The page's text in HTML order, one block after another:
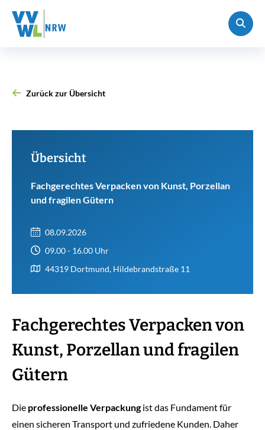
Zurück zur Übersicht
Fachgerechtes Verpacken von
Kunst, Porzellan und fragilen
Gütern
Die professionelle Verpackungist das Fundament für
einen sicheren Transport und zufriedene Kunden. Daher
Übersicht
Fachgerechtes Verpacken von Kunst, Porzellan
und fragilen Gütern
08.09.2026
09.00 - 16.00 Uhr
44319 Dortmund, Hildebrandstraße 11